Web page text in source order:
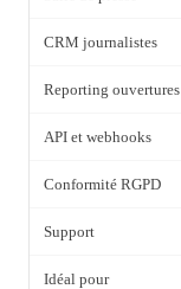
CRM journalistes
Reporting ouvertures
API et webhooks
Conformité RGPD
Support
Idéal pour